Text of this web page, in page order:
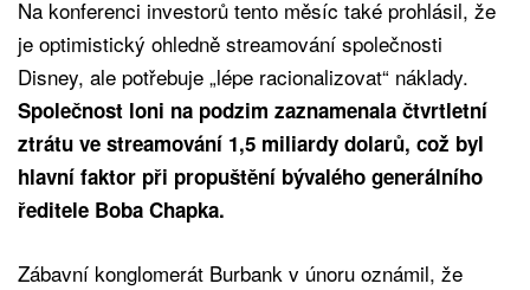
Na konferenci investorů tento měsíc také prohlásil, že
je optimistický ohledně streamování společnosti
Disney, ale potřebuje „lépe racionalizovat“ náklady.
Společnost loni na podzim zaznamenala čtvrtletní
ztrátu ve streamování 1,5 miliardy dolarů, což byl
hlavní faktor při propuštění bývalého generálního
ředitele Boba Chapka.
Zábavní konglomerát Burbank v únoru oznámil, že